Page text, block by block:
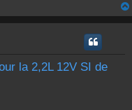
la 2,2L 12V SI de